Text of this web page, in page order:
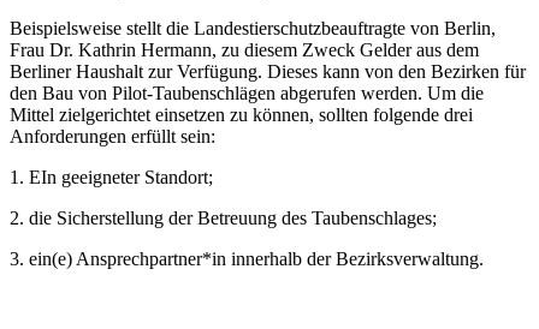
Beispielsweise stellt die Landestierschutzbeauftragte von Berlin,
Frau Dr. Kathrin Hermann, zu diesem Zweck Gelder aus dem
Berliner Haushalt zur Verfügung. Dieses kann von den Bezirken für
den Bau von Pilot-Taubenschlägen abgerufen werden. Um die
Mittel zielgerichtet einsetzen zu können, sollten folgende drei
Anforderungen erfüllt sein:
1. EIn geeigneter Standort;
2. die Sicherstellung der Betreuung des Taubenschlages;
3. ein(e) Ansprechpartner*in innerhalb der Bezirksverwaltung.